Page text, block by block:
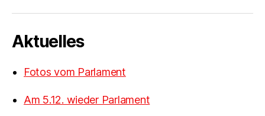
Aktuelles
Fotos vom Parlament
Am 5.12. wieder Parlament